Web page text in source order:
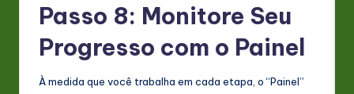
Passo 8: Monitore Seu
Progresso com o Painel
À medida que você trabalha em cada etapa, o “Painel”